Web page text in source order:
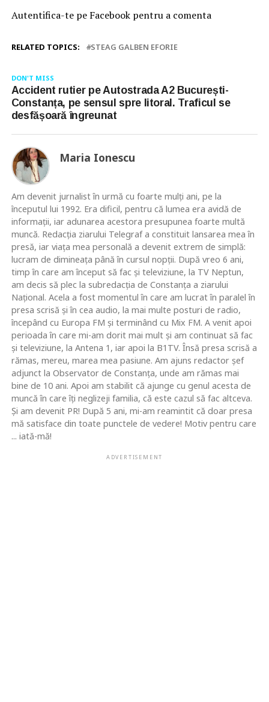
Autentifica-te pe Facebook pentru a comenta
RELATED TOPICS: STEAG GALBEN EFORIE
DON'T MISS
Accident rutier pe Autostrada A2 București-
Constanța, pe sensul spre litoral. Traficul se
desfășoară îngreunat
Maria Ionescu
Am devenit jurnalist în urmă cu foarte mulţi ani, pe la
începutul lui 1992. Era dificil, pentru că lumea era avidă de
informaţii, iar adunarea acestora presupunea foarte multă
muncă. Redacţia ziarului Telegraf a constituit lansarea mea în
presă, iar viaţa mea personală a devenit extrem de simplă:
lucram de dimineaţa până în cursul nopţii. După vreo 6 ani,
timp în care am început să fac şi televiziune, la TV Neptun,
am decis să plec la subredacţia de Constanţa a ziarului
Naţional. Acela a fost momentul în care am lucrat în paralel în
presa scrisă şi în cea audio, la mai multe posturi de radio,
începând cu Europa FM şi terminând cu Mix FM. A venit apoi
perioada în care mi-am dorit mai mult şi am continuat să fac
şi televiziune, la Antena 1, iar apoi la B1TV. Însă presa scrisă a
rămas, mereu, marea mea pasiune. Am ajuns redactor şef
adjunct la Observator de Constanţa, unde am rămas mai
bine de 10 ani. Apoi am stabilit că ajunge cu genul acesta de
muncă în care îţi neglizeji familia, că este cazul să fac altceva.
Şi am devenit PR! După 5 ani, mi-am reamintit că doar presa
mă satisface din toate punctele de vedere! Motiv pentru care
... iată-mă!
ADVERTISEMENT